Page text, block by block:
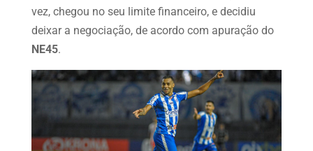
vez, chegou no seu limite financeiro, e decidiu
deixar a negociação, de acordo com apuração do
NE45.